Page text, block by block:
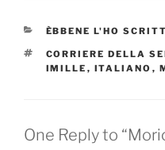
CATEGORIES
ÈBBENE L'HO
TAGS
CORRIERE DELLA
IMILLE , ITALIANO ,
One Reply to